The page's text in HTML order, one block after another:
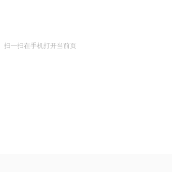
扫一扫在手机打开当前页